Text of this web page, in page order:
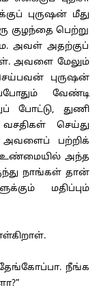
புருஷன் மீது
குழந்தை பெற்று
அவள் அதற்குப்
அவளை மேலும்
புருஷன்
வேண்டி
போட்டு, துணி
செய்து
அவளைப் பற்றிக்
உண்மையில் அந்த
நாங்கள் தான்
மதிப்பும்
நீங்க